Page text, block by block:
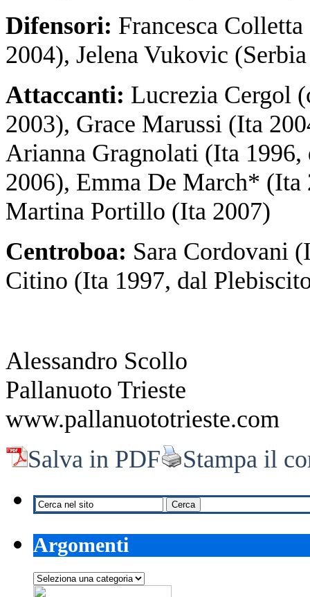
Difensori: Francesca
2004), Jelena Vukovic
Attaccanti: Lucrezia Cergol
2003), Grace Marussi (Ita
Arianna Gragnolati (Ita
2006), Emma De March*
Martina Portillo (Ita 2007)
Centroboa: Sara Cordovani
Citino (Ita 1997, dal
Alessandro Scollo
Pallanuoto Trieste
www.pallanuototrieste.com
Salva in PDF
Stampa il
Argomenti
Argomenti